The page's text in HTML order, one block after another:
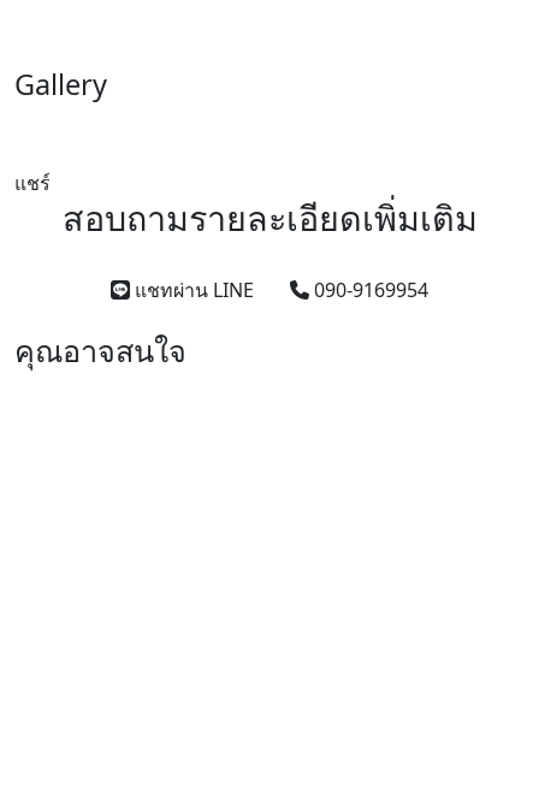
Gallery
แชร์
สอบถามรายละเอียดเพิ่มเติม
แชทผ่าน LINE 090-9169954
คุณอาจสนใจ